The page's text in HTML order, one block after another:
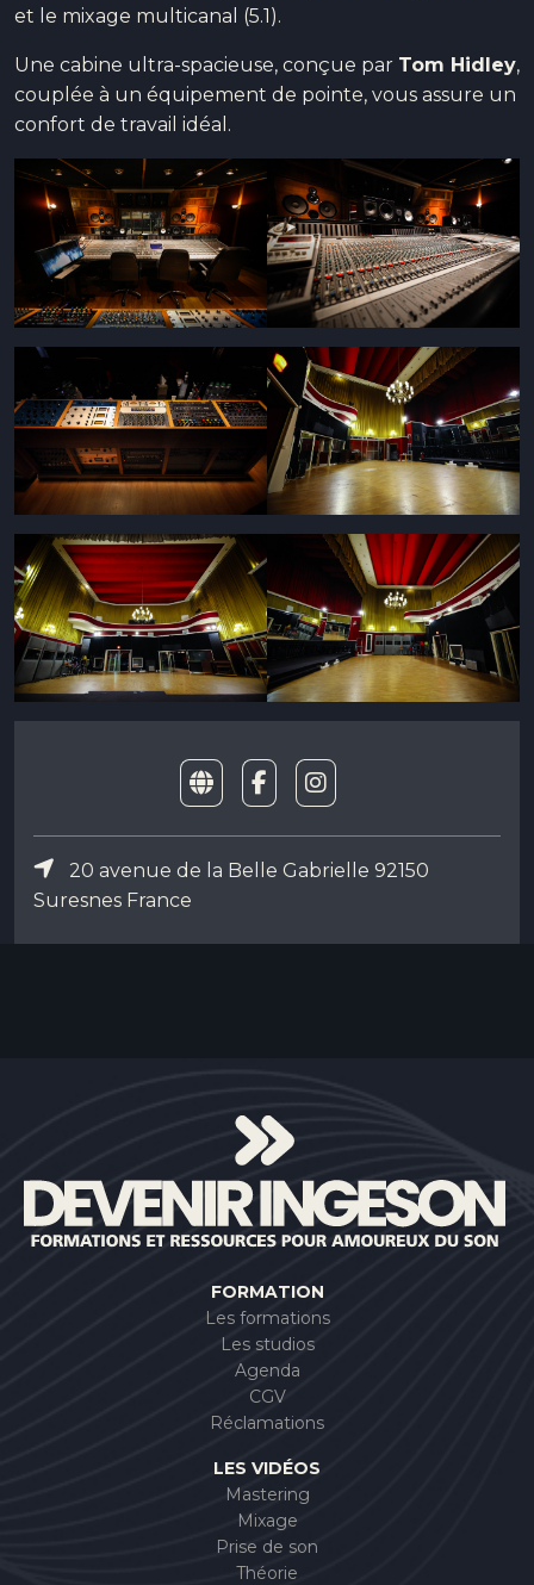
et le mixage multicanal (5.1).
Une cabine ultra-spacieuse, conçue par Tom Hidley,
couplée à un équipement de pointe, vous assure un
confort de travail idéal.
20 avenue de la Belle Gabrielle 92150
Suresnes France
FORMATION
Les formations
Les studios
Agenda
CGV
Réclamations
LES VIDÉOS
Mastering
Mixage
Prise de son
Théorie